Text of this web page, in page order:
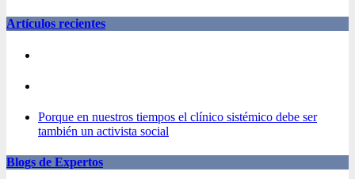
Artículos recientes
Porque en nuestros tiempos el clínico sistémico debe ser
también un activista social
Blogs de Expertos